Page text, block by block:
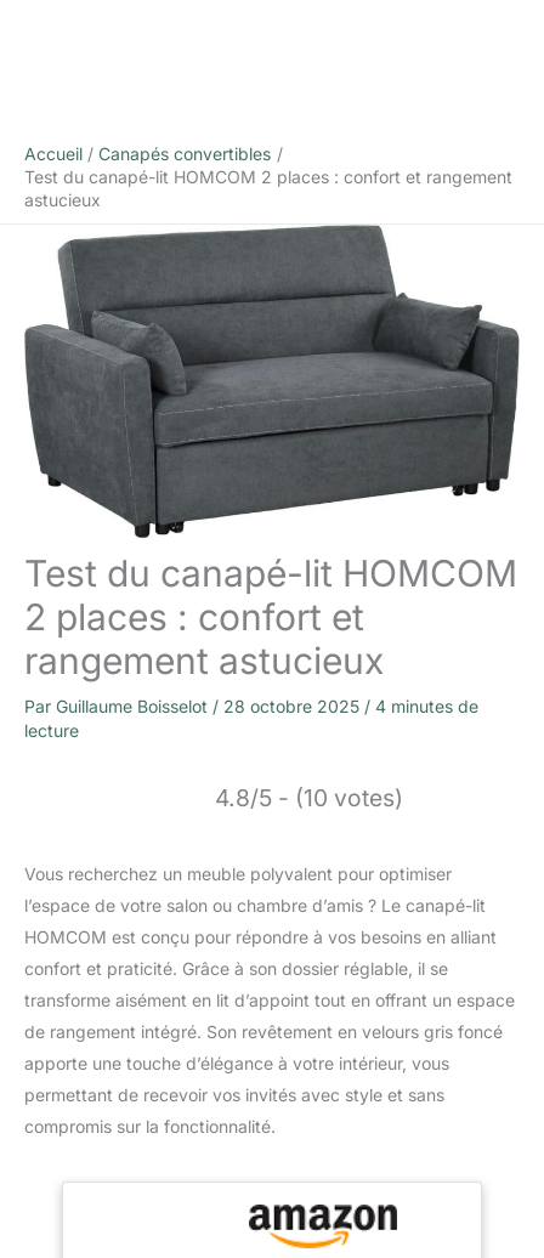
Accueil
Canapés convertibles
Test du canapé-lit HOMCOM 2 places : confort et rangement
astucieux
Test du canapé-lit HOMCOM
2 places : confort et
rangement astucieux
Par Guillaume Boisselot / 28 octobre 2025 / 4 minutes de
lecture
4.8/5 - (10 votes)
Vous recherchez un meuble polyvalent pour optimiser
l’espace de votre salon ou chambre d’amis ? Le canapé-lit
HOMCOM est conçu pour répondre à vos besoins en alliant
confort et praticité. Grâce à son dossier réglable, il se
transforme aisément en lit d’appoint tout en offrant un espace
de rangement intégré. Son revêtement en velours gris foncé
apporte une touche d’élégance à votre intérieur, vous
permettant de recevoir vos invités avec style et sans
compromis sur la fonctionnalité.